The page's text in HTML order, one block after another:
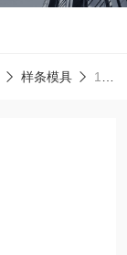
样条模具 10g实验用微型注塑机配套模具